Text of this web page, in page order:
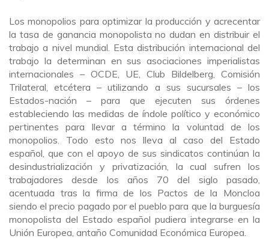
Los monopolios para optimizar la producción y acrecentar
la tasa de ganancia monopolista no dudan en distribuir el
trabajo a nivel mundial. Esta distribución internacional del
trabajo la determinan en sus asociaciones imperialistas
internacionales – OCDE, UE, Club Bildelberg, Comisión
Trilateral, etcétera – utilizando a sus sucursales – los
Estados-nación – para que ejecuten sus órdenes
estableciendo las medidas de índole político y económico
pertinentes para llevar a término la voluntad de los
monopolios. Todo esto nos lleva al caso del Estado
español, que con el apoyo de sus sindicatos continúan la
desindustrialización y privatización, la cual sufren los
trabajadores desde los años 70 del siglo pasado,
acentuada tras la firma de los Pactos de la Moncloa
siendo el precio pagado por el pueblo para que la burguesía
monopolista del Estado español pudiera integrarse en la
Unión Europea, antaño Comunidad Económica Europea.